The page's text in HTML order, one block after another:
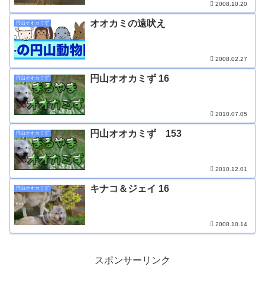
2008.10.20
円山オオカミず オオカミの遠吠え
2008.02.27
円山オオカミず 円山オオカミず 16
2010.07.05
円山オオカミず 円山オオカミず 153
2010.12.01
円山オオカミず キナコ＆ジェイ 16
2008.10.14
スポンサーリンク